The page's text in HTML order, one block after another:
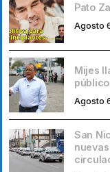
Pato
Agosto
Mijes
Agosto
San